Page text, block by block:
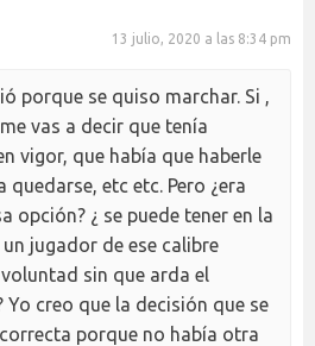
13 julio, 2020 a las 8:34 pm
porque se quiso marchar. Si ,
vas a decir que tenía
vigor, que había que haberle
quedarse, etc etc. Pero ¿era
opción? ¿ se puede tener en la
jugador de ese calibre
sin que arda el
Yo creo que la decisión que se
porque no había otra